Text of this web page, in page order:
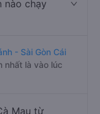
nào chạy
- Sài Gòn Cái
nhất là vào lúc
Mau từ